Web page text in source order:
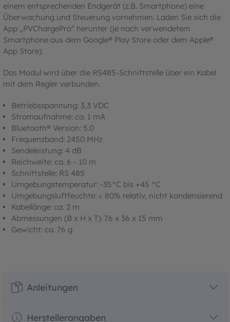
einem entsprechenden Endgerät (z.B. Smartphone) eine
Überwachung und Steuerung vornehmen. Laden Sie sich die
App „PVChargePro“ herunter (je nach verwendetem
Smartphone aus dem Google® Play Store oder dem Apple®
App Store).
Das Modul wird über die RS485-Schnittstelle über ein Kabel
mit dem Regler verbunden.
Betriebsspannung: 3,3 VDC
Stromaufnahme: ca. 1 mA
Bluetooth® Version: 5.0
Frequenzband: 2450 MHz
Sendeleistung: 4 dB
Reichweite: ca. 6 - 10 m
Schnittstelle: RS 485
Umgebungstemperatur: -35°C bis +45 °C
Umgebungsluftfeuchte: < 80% relativ, nicht kondensierend
Kabellänge: ca. 2 m
Abmessungen (B x H x T): 76 x 36 x 15 mm
Gewicht: ca. 76 g
Anleitungen
Herstellerangaben